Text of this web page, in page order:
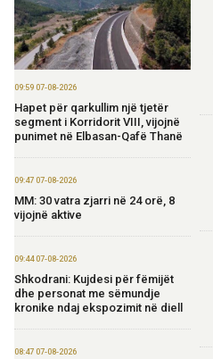
09:59 07-08-2026
Hapet për qarkullim një tjetër
segment i Korridorit VIII, vijojnë
punimet në Elbasan-Qafë Thanë
09:47 07-08-2026
MM: 30 vatra zjarri në 24 orë, 8
vijojnë aktive
09:44 07-08-2026
Shkodrani: Kujdesi për fëmijët
dhe personat me sëmundje
kronike ndaj ekspozimit në diell
08:47 07-08-2026